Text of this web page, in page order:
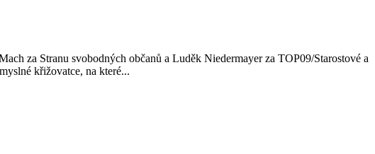
za Stranu svobodných občanů a Luděk Niedermayer za TOP09/Starostové a
křižovatce, na které...